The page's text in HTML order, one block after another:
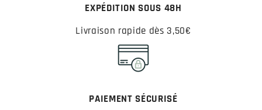
EXPÉDITION SOUS 48H
Livraison rapide dès 3,50€
PAIEMENT SÉCURISÉ